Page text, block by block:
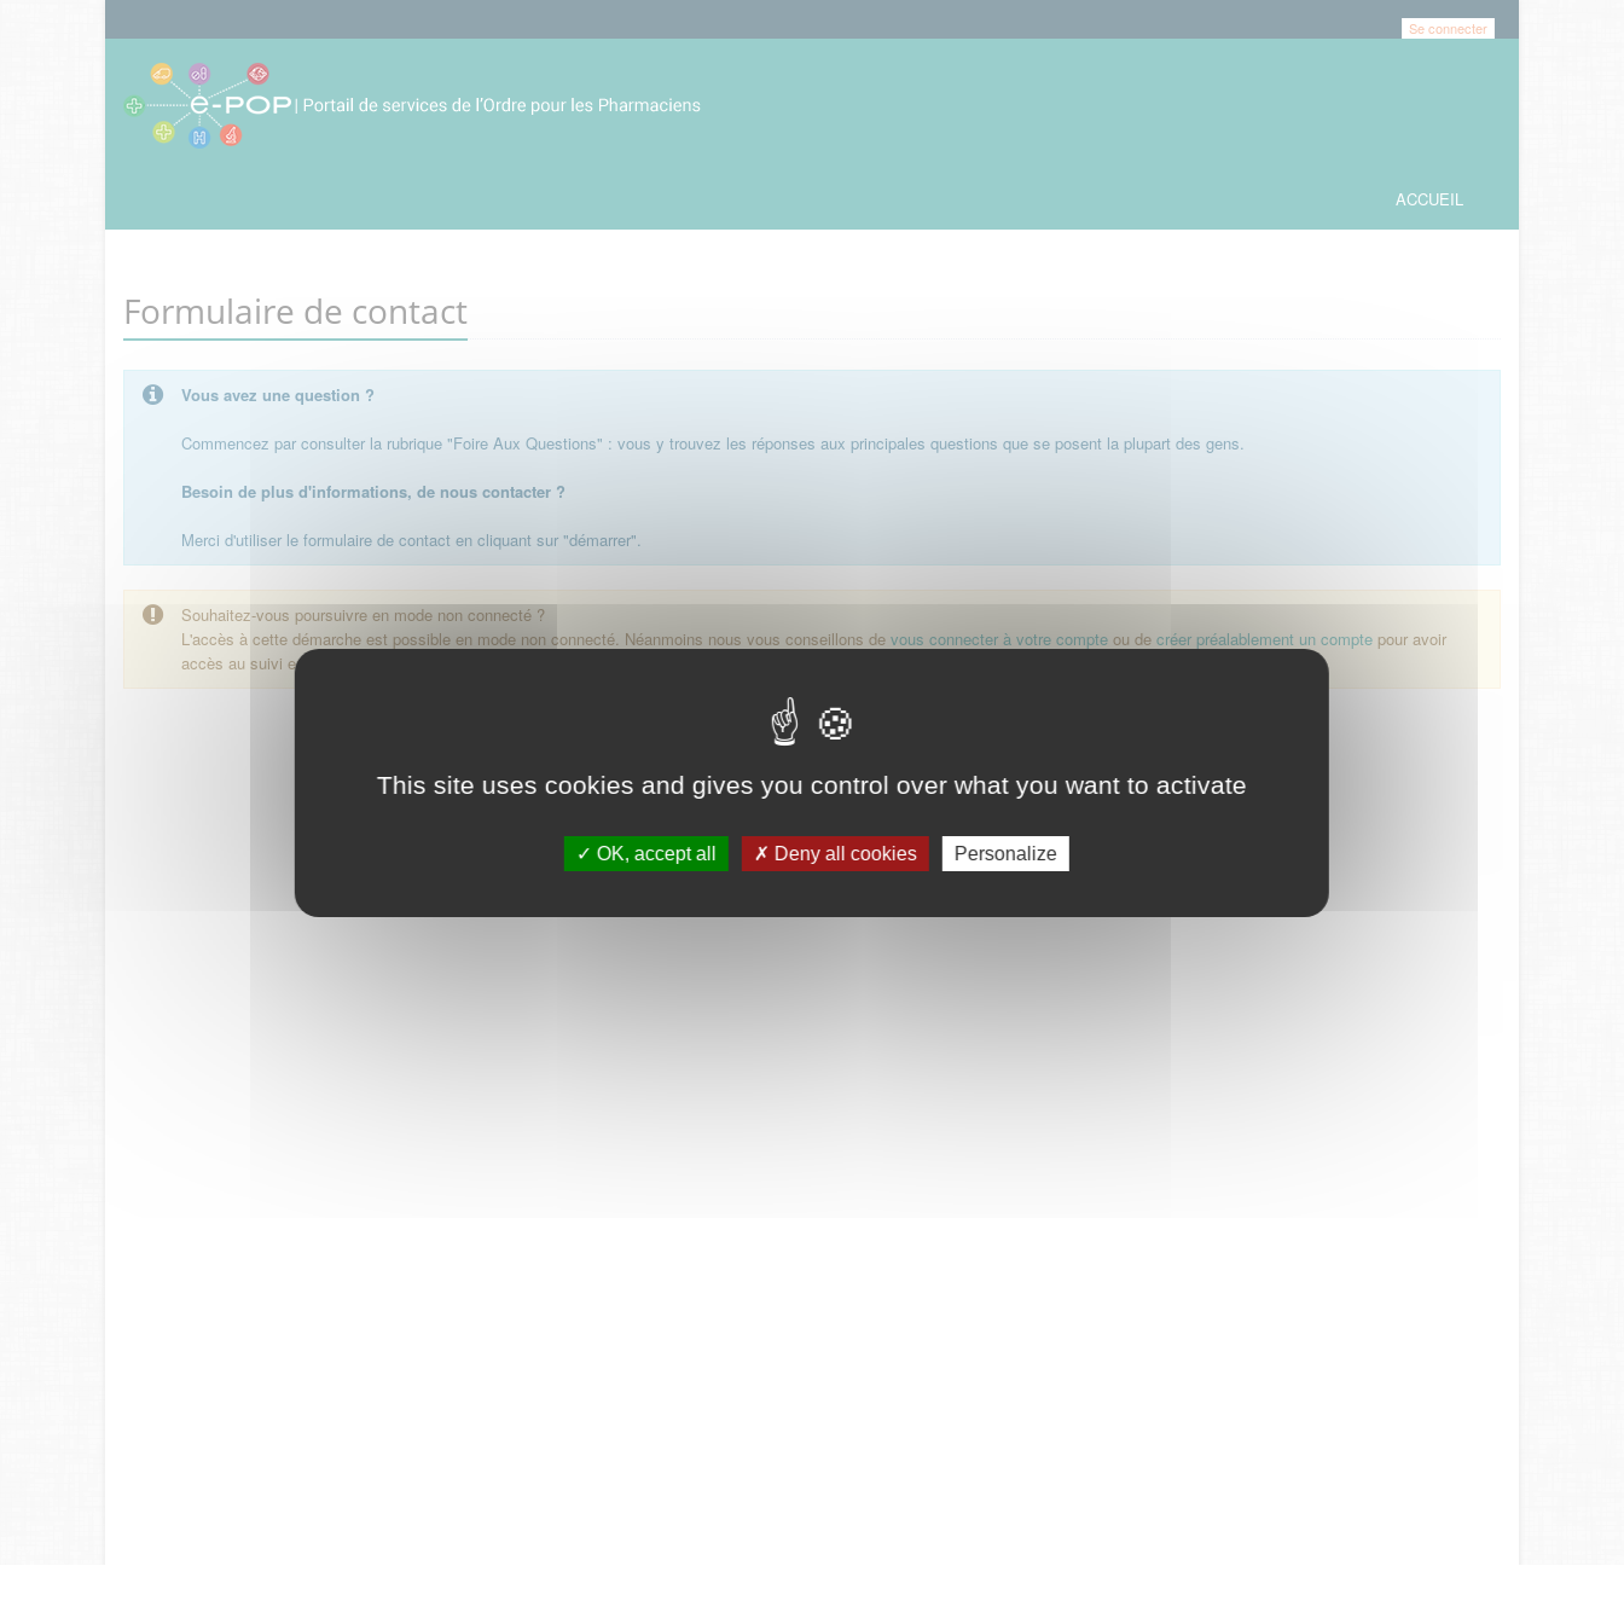
This site uses cookies and gives you control over what you want to activate
OK, accept all Deny all cookies Personalize
Se connecter
ACCUEIL
Formulaire de contact
Vous avez une question ?
Commencez par consulter la rubrique "Foire Aux Questions" : vous y trouvez les réponses aux principales questions que se posent la plupart des gens.
Besoin de plus d'informations, de nous contacter ?
Merci d'utiliser le formulaire de contact en cliquant sur "démarrer".
Souhaitez-vous poursuivre en mode non connecté ?
L'accès à cette démarche est possible en mode non connecté. Néanmoins nous vous conseillons de vous connecter à votre compte ou de créer préalablement un compte pour avoir
accès au suivi en ligne de la démarche.
Démarrer